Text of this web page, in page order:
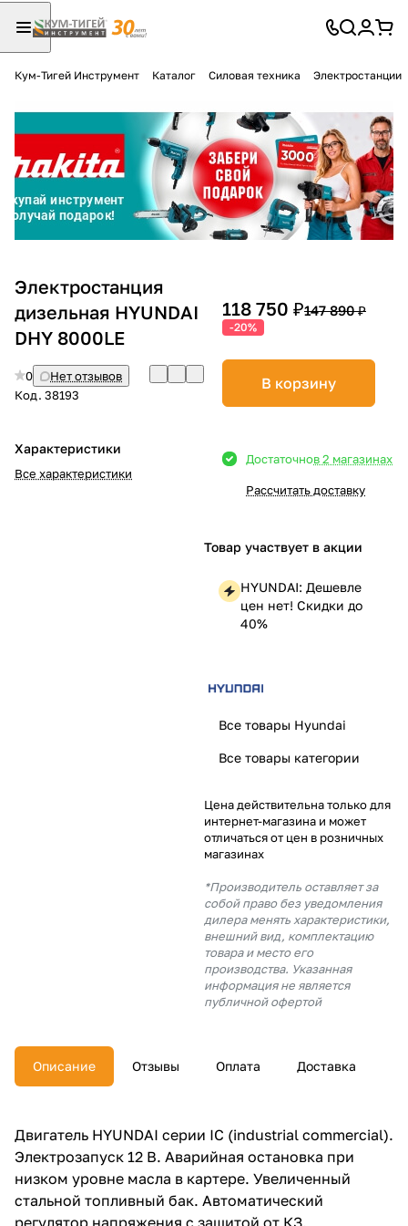
Кум-Тигей Инструмент Каталог Силовая техника Электростанции
Электростанция
дизельная HYUNDAI
DHY 8000LE
0
Нет отзывов
Код. 38193
Характеристики
Все характеристики
118 750 ₽147 890 ₽
-20%
В корзину
Достаточнов 2 магазинах
Рассчитать доставку
Товар участвует в акции
HYUNDAI: Дешевле
цен нет! Скидки до
40%
Все товары Hyundai
Все товары категории
Цена действительна только для
интернет-магазина и может
отличаться от цен в розничных
магазинах
*Производитель оставляет за
собой право без уведомления
дилера менять характеристики,
внешний вид, комплектацию
товара и место его
производства. Указанная
информация не является
публичной офертой
Описание Отзывы Оплата Доставка
Двигатель HYUNDAI серии IC (industrial commercial).
Электрозапуск 12 В. Аварийная остановка при
низком уровне масла в картере. Увеличенный
стальной топливный бак. Автоматический
регулятор напряжения с защитой от КЗ.
Разбейте
оплатуна части
без переплат
График платежей
Сегодня
в корзину
% картой любого банка
% будут
каждые 2 недели
25
раз в 2
Остались вопросы?
8 800 302-02-51
plait.ru